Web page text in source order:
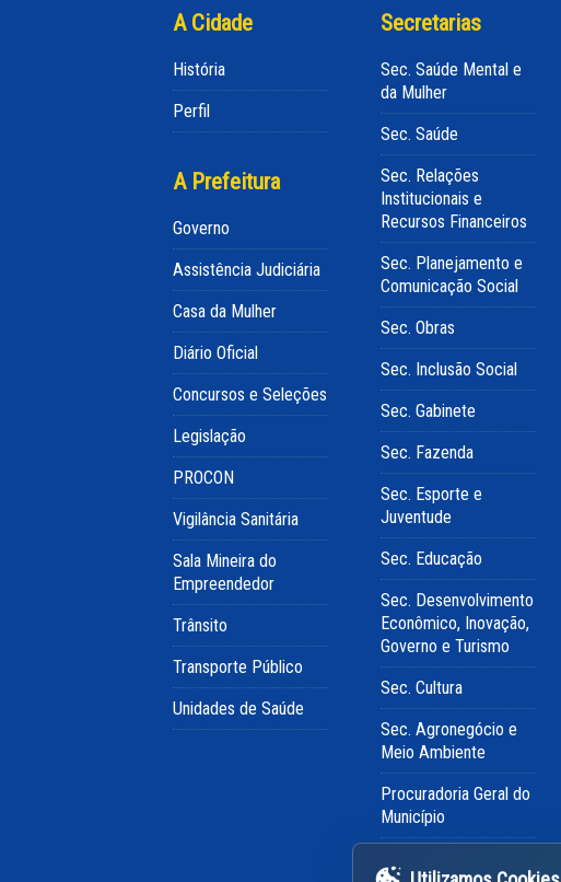
A Cidade
História
Perfil
A Prefeitura
Governo
Assistência Judiciária
Casa da Mulher
Diário Oficial
Concursos e Seleções
Legislação
PROCON
Vigilância Sanitária
Sala Mineira do
Empreendedor
Trânsito
Transporte Público
Unidades de Saúde
Secretarias
Sec. Saúde Mental e
da Mulher
Sec. Saúde
Sec. Relações
Institucionais e
Recursos Financeiros
Sec. Planejamento e
Comunicação Social
Sec. Obras
Sec. Inclusão Social
Sec. Gabinete
Sec. Fazenda
Sec. Esporte e
Juventude
Sec. Educação
Sec. Desenvolvimento
Econômico, Inovação,
Governo e Turismo
Sec. Cultura
Sec. Agronegócio e
Meio Ambiente
Procuradoria Geral do
Município